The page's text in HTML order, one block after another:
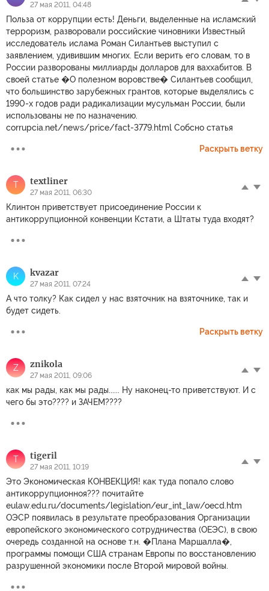
27 мая 2011, 04:48
Польза от коррупции есть! Деньги, выделенные на исламский
терроризм, разворовали российские чиновники Известный
исследователь ислама Роман Силантьев выступил с
заявлением, удивившим многих. Если верить его словам, то в
России разворованы миллиарды долларов для ваххабитов. В
своей статье �О полезном воровстве� Силантьев сообщил,
что большинство зарубежных грантов, которые выделялись с
1990-х годов ради радикализации мусульман России, были
использованы не по назначению.
corrupcia.net/news/price/fact-3779.html Собсно статья
Раскрыть ветку
T textliner
27 мая 2011, 06:30
Клинтон приветствует присоединение России к
антикоррупционной конвенции Кстати, а Штаты туда входят?
K kvazar
27 мая 2011, 07:24
А что толку? Как сидел у нас взяточник на взяточнике, так и
будет сидеть.
Раскрыть ветку
Z znikola
27 мая 2011, 09:06
как мы рады, как мы рады...... Ну наконец-то приветствуют. И с
чего бы это???? и ЗАЧЕМ????
T tigeril
27 мая 2011, 10:19
Это Экономическая КОНВЕКЦИЯ! как туда попало слово
антикоррупционноя??? почитайте
eulaw.edu.ru/documents/legislation/eur_int_law/oecd.htm
ОЭСР появилась в результате преобразования Организации
европейского экономического сотрудничества (ОЕЭС), в свою
очередь созданной на основе т.н. �Плана Маршалла�,
программы помощи США странам Европы по восстановлению
разрушенной экономики после Второй мировой войны.